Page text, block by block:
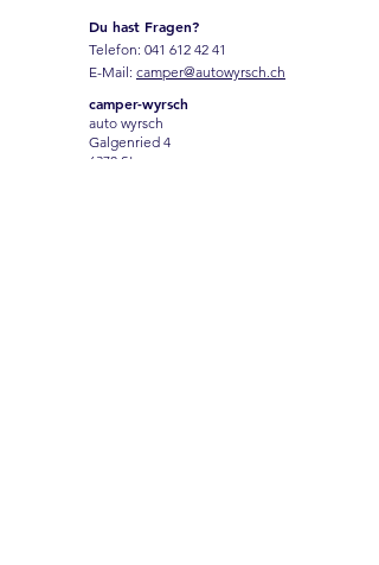
Du hast Fragen?
Telefon: 041 612 42 41
E-Mail: camper@autowyrsch.ch
camper-wyrsch
auto wyrsch
Galgenried 4
6370 Stans